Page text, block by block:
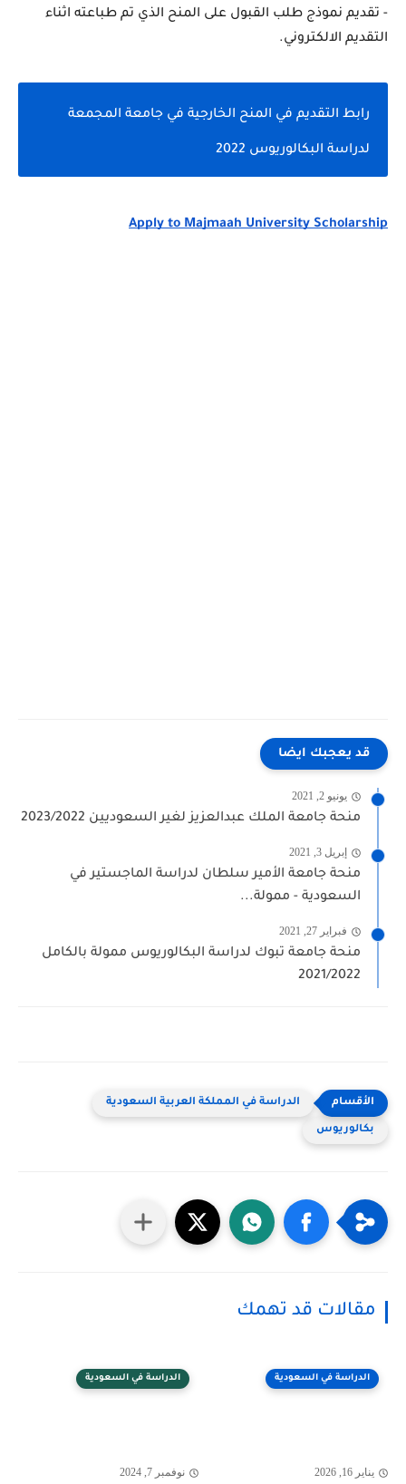
التقديم الالكتروني.
لدراسة البكالوريوس 2022
Apply to Majmaah University Scholarship
قد يعجبك ايضا
يونيو 2, 2021
منحة جامعة الملك عبدالعزيز لغير السعوديين 2023/2022
إبريل 3, 2021
منحة جامعة الأمير سلطان لدراسة الماجستير في
السعودية - ممولة...
فبراير 27, 2021
منحة جامعة تبوك لدراسة البكالوريوس ممولة بالكامل
2021/2022
الدراسة في المملكة العربية السعودية
بكالوريوس
مقالات قد تهمك
الدراسة في السعودية
يناير 16, 2026
الدراسة في السعودية
نوفمبر 7, 2024